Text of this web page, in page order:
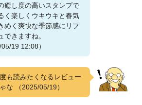
癒し度の高いスタンプで
く楽しくウキウキと春気
めく爽快な季節感にリフ
できますね。
05/19 12:08）
も読みたくなるレビュー
な （2025/05/19）